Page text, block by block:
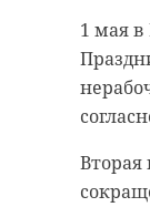
1 мая в
Вторая
день.